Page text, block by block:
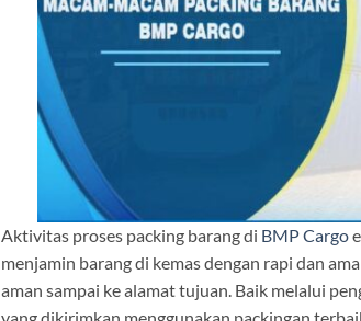
Aktivitas proses packing barang di BMP Cargo
menjamin barang di kemas dengan rapi dan
aman sampai ke alamat tujuan. Baik melalui